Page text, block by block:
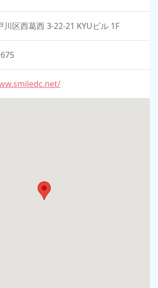
川区西葛西 3-22-21 KYUビル 1F